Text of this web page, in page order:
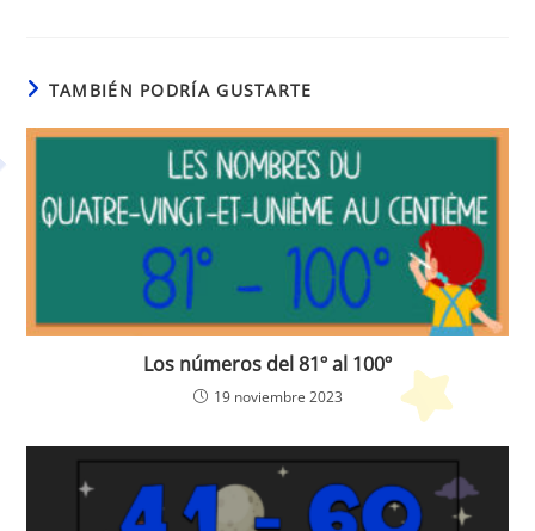
TAMBIÉN PODRÍA GUSTARTE
Los números del 81º al 100º
19 noviembre 2023